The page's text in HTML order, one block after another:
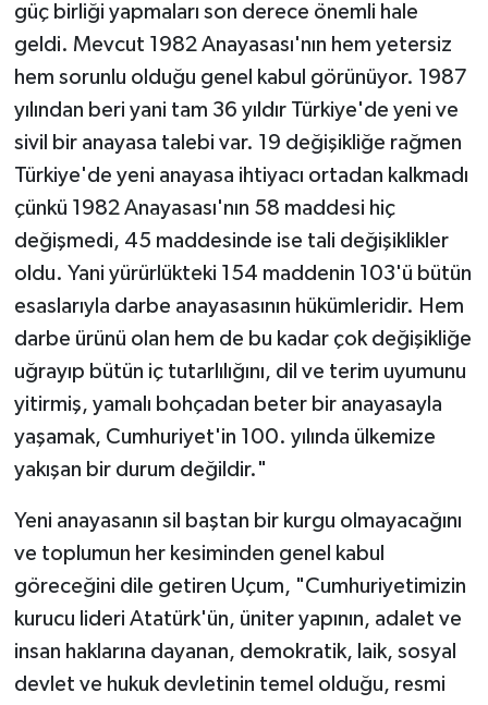
güç birliği yapmaları son derece önemli hale
geldi. Mevcut 1982 Anayasası'nın hem yetersiz
hem sorunlu olduğu genel kabul görünüyor. 1987
yılından beri yani tam 36 yıldır Türkiye'de yeni ve
sivil bir anayasa talebi var. 19 değişikliğe rağmen
Türkiye'de yeni anayasa ihtiyacı ortadan kalkmadı
çünkü 1982 Anayasası'nın 58 maddesi hiç
değişmedi, 45 maddesinde ise tali değişiklikler
oldu. Yani yürürlükteki 154 maddenin 103'ü bütün
esaslarıyla darbe anayasasının hükümleridir. Hem
darbe ürünü olan hem de bu kadar çok değişikliğe
uğrayıp bütün iç tutarlılığını, dil ve terim uyumunu
yitirmiş, yamalı bohçadan beter bir anayasayla
yaşamak, Cumhuriyet'in 100. yılında ülkemize
yakışan bir durum değildir."
Yeni anayasanın sil baştan bir kurgu olmayacağını
ve toplumun her kesiminden genel kabul
göreceğini dile getiren Uçum, "Cumhuriyetimizin
kurucu lideri Atatürk'ün, üniter yapının, adalet ve
insan haklarına dayanan, demokratik, laik, sosyal
devlet ve hukuk devletinin temel olduğu, resmi